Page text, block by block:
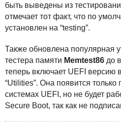
быть выведены из
отмечает тот факт, что по
установлен на “testing”.
Также обновлена популярная
тестера памяти Memtest86 до
теперь включает UEFI версию
“Utilities”. Она появится только
системах UEFI , но не будет
Secure Boot, так как не